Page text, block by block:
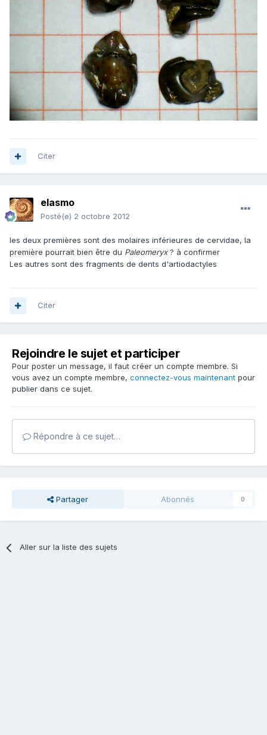
Citer
elasmo
Posté(e) 2 octobre 2012
les deux premières sont des molaires inférieures de cervidae, la
première pourrait bien être du Paleomeryx? à confirmer
Les autres sont des fragments de dents d'artiodactyles
Citer
Rejoindre le sujet et participer
Pour poster un message, il faut créer un compte membre. Si
vous avez un compte membre, connectez-vous maintenant pour
publier dans ce sujet.
Répondre à ce sujet…
Partager Abonnés 0
Aller sur la liste des sujets